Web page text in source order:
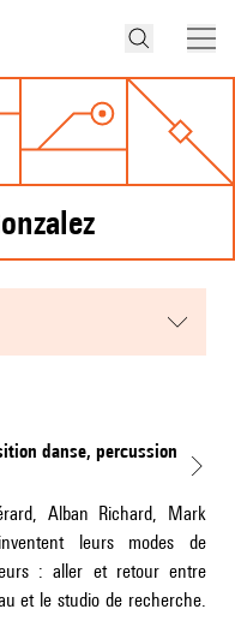
danse, percussion
Alban Richard, Mark
leurs modes de
: aller et retour entre
et le studio de recherche.